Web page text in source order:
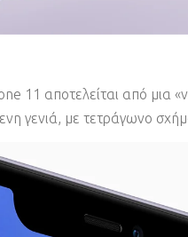
11 αποτελείται από
γενιά, με τετράγωνο